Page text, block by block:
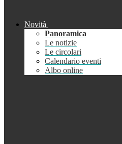
Novità
Panoramica
Le notizie
Le circolari
Calendario eventi
Albo online